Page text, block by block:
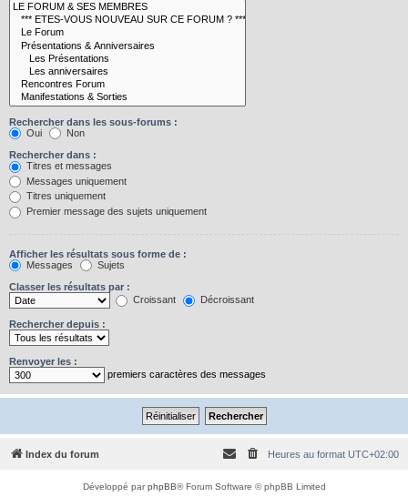
Rechercher dans les sous-forums :
Oui
Non
Rechercher dans :
Titres et messages
Messages uniquement
Titres uniquement
Premier message des sujets uniquement
Afficher les résultats sous forme de :
Messages
Sujets
Classer les résultats par :
Croissant
Décroissant
Rechercher depuis :
Renvoyer les :
premiers caractères des messages
Index du forum Heures au format UTC+02:00
Développé parphpBB® Forum Software © phpBB Limited